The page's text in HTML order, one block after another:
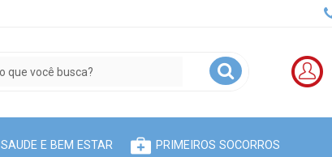
SAUDE E BEM ESTAR PRIMEIROS SOCORROS